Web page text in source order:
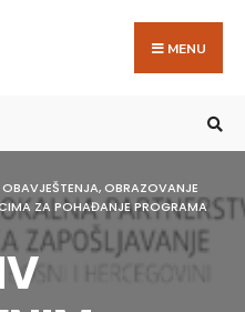
MENU
OBAVJEŠTENJA,OBRAZOVANJE
ZA POHAĐANJE PROGRAMA